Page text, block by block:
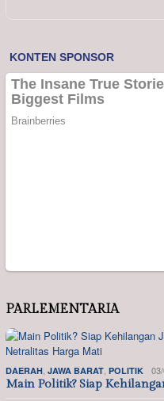
PARLEMENTARIA
DAERAH JAWA BARAT POLITIK
Main Politik? Siap